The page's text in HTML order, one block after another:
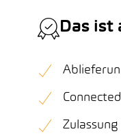
Das ist
Zulassung